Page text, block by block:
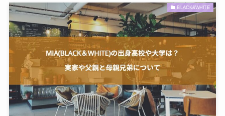
BLACK&WHITE